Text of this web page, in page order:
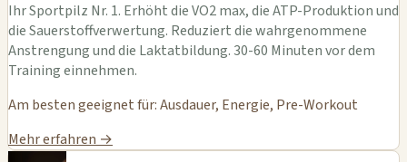
Ihr Sportpilz Nr. 1. Erhöht die VO2 max, die ATP-Produktion und
die Sauerstoffverwertung. Reduziert die wahrgenommene
Anstrengung und die Laktatbildung. 30-60 Minuten vor dem
Training einnehmen.
Am besten geeignet für: Ausdauer, Energie, Pre-Workout
Mehr erfahren →